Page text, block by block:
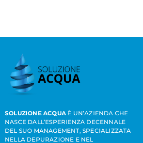
SOLUZIONE ACQUA È UN’AZIENDA CHE
NASCE DALL’ESPERIENZA DECENNALE
DEL SUO MANAGEMENT, SPECIALIZZATA
NELLA DEPURAZIONE E NEL